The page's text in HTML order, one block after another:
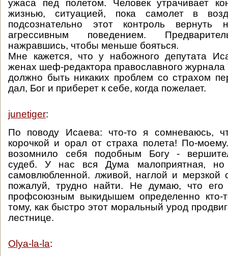
ужаса пед полетом. Человек утрачивает
жизнью, ситуацией, пока самолет в
подсознательно этот контроль вернуть
агрессивным поведением.
нажравшись, чтобы меньше бояться.
Мне кажется, что у набожного депутата
женах шеф-редактора православного
должно быть никаких проблем со страхом
дал, Бог и приберет к себе, когда пожелает.
junetiger:
По поводу Исаева: что-то я сомневаюсь,
корочкой и орал от страха полета! По-
возомнило себя подобным Богу -
судеб. У нас вся Дума малоприятная, но
самовлюбленной. лживой, наглой и мерзкой
пожалуй, трудно найти. Не думаю, что его
профсоюзным выкидышем определенно кто-
тому, как быстро этот моральный урод
лестнице.
Olya-la-la: